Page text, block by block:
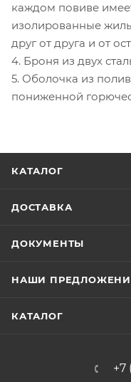
каждом повиве
изолированные
друг от друга и от
4. Броня из двух
5. Оболочка из
пониженной
КАТАЛОГ
ДОСТАВКА
ДОКУМЕНТЫ
НАШИ
КАТАЛОГ
+7